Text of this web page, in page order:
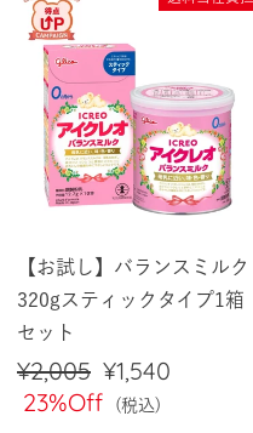
【お試し】バランスミルク
320gスティックタイプ1箱
セット
通
常
¥2,005 セ
ー
¥1,540
23%Off